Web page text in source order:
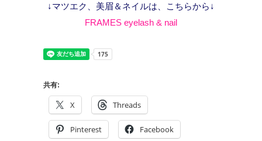
↓マツエク、美眉＆ネイルは、こちらから↓
FRAMES eyelash & nail
共有:
X Threads
Pinterest Facebook